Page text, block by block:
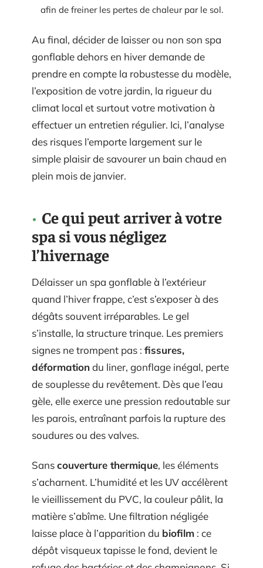
afin de freiner les pertes de chaleur par le sol.
Au final, décider de laisser ou non son spa
gonflable dehors en hiver demande de
prendre en compte la robustesse du modèle,
l’exposition de votre jardin, la rigueur du
climat local et surtout votre motivation à
effectuer un entretien régulier. Ici, l’analyse
des risques l’emporte largement sur le
simple plaisir de savourer un bain chaud en
plein mois de janvier.
Ce qui peut arriver à votre
spa si vous négligez
l’hivernage
Délaisser un spa gonflable à l’extérieur
quand l’hiver frappe, c’est s’exposer à des
dégâts souvent irréparables. Le gel
s’installe, la structure trinque. Les premiers
signes ne trompent pas : fissures,
déformationdu liner, gonflage inégal, perte
de souplesse du revêtement. Dès que l’eau
gèle, elle exerce une pression redoutable sur
les parois, entraînant parfois la rupture des
soudures ou des valves.
Sanscouverture thermique, les éléments
s’acharnent. L’humidité et les UV accélèrent
le vieillissement du PVC, la couleur pâlit, la
matière s’abîme. Une filtration négligée
laisse place à l’apparition du biofilm : ce
dépôt visqueux tapisse le fond, devient le